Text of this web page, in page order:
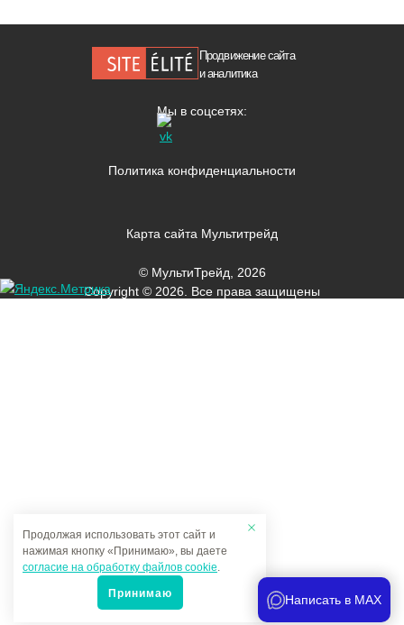
Продвижение сайта
и аналитика
Мы в соцсетях:
Политика конфиденциальности
Карта сайта Мультитрейд
© МультиТрейд, 2026
Copyright © 2026. Все права защищены
Продолжая использовать этот сайт и
нажимая кнопку «Принимаю», вы даете
согласие на обработку файлов cookie.
Принимаю Написать в MAX